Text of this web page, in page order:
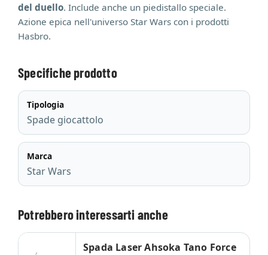
del duello. Include anche un piedistallo speciale.
Azione epica nell'universo Star Wars con i prodotti
Hasbro.
Specifiche prodotto
Tipologia
Spade giocattolo
Marca
Star Wars
Potrebbero interessarti anche
Spada Laser Ahsoka Tano Force